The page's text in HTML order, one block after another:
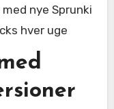
nye Sprunki
hver uge